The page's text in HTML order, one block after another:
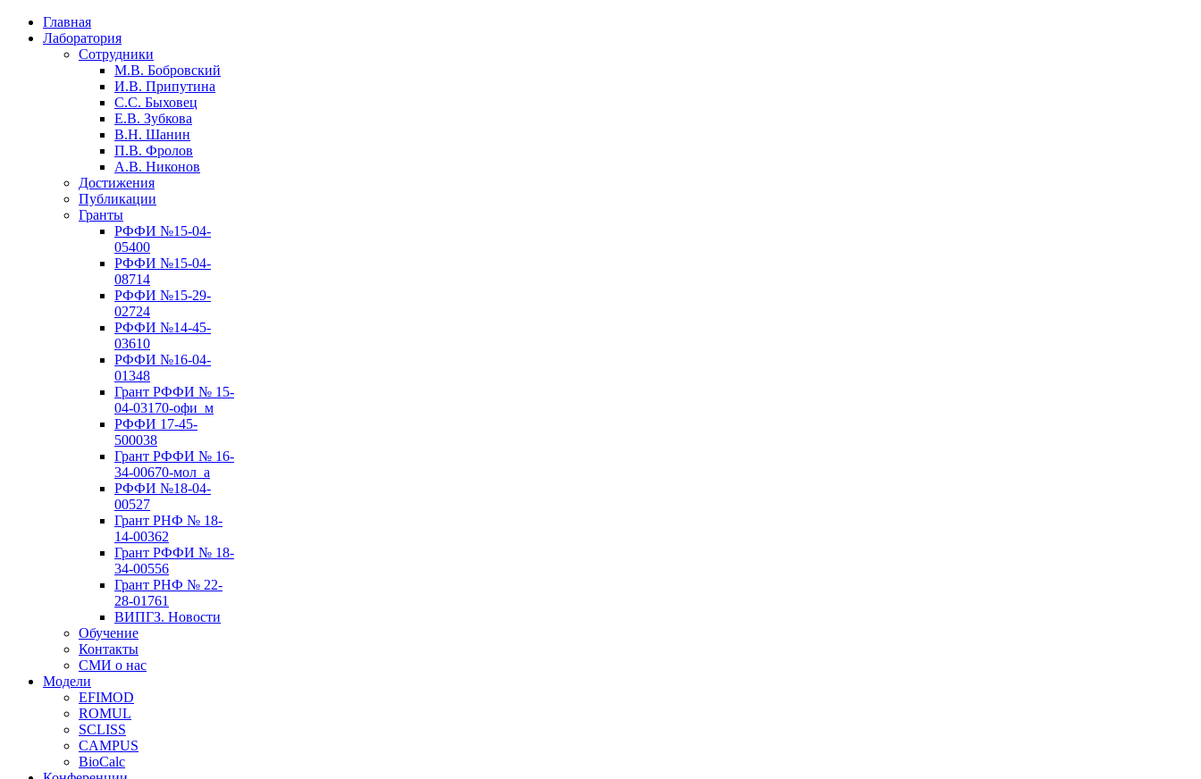
Главная
Лаборатория
Сотрудники
М.В. Бобровский
И.В. Припутина
С.С. Быховец
Е.В. Зубкова
В.Н. Шанин
П.В. Фролов
А.В. Никонов
Достижения
Публикации
Гранты
РФФИ №15-04-
05400
РФФИ №15-04-
08714
РФФИ №15-29-
02724
РФФИ №14-45-
03610
РФФИ №16-04-
01348
Грант РФФИ № 15-
04-03170-офи_м
РФФИ 17-45-
500038
Грант РФФИ № 16-
34-00670-мол_а
РФФИ №18-04-
00527
Грант РНФ № 18-
14-00362
Грант РФФИ № 18-
34-00556
Грант РНФ № 22-
28-01761
ВИПГЗ. Новости
Обучение
Контакты
СМИ о нас
Модели
EFIMOD
ROMUL
SCLISS
CAMPUS
BioCalc